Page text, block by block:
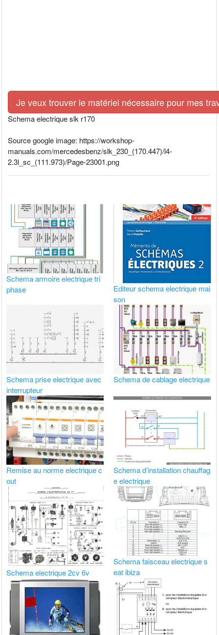
Je veux trouver le matériel nécessaire pour mes
Schema electrique slk r170
Source google image: https://workshop-
manuals.com/mercedesbenz/slk_230_(170.447)/l4-
2.3l_sc_(111.973)/Page-23001.png
Schema armoire electrique tri
phase
Editeur schema electrique mai
son
Schema prise electrique avec
interrupteur
Schema de cablage electrique
Remise au norme electrique c
out
Schema d’installation chauffag
e electrique
Schema electrique 2cv 6v
Schema faisceau electrique s
eat ibiza